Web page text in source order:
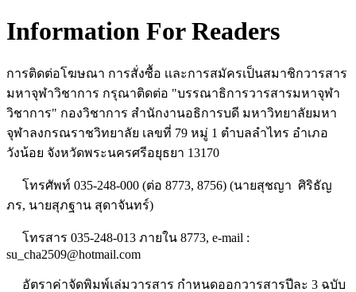
Information For Readers
การติดต่อโฆษณา การสั่งซื้อ เเละการสมัครเป็นสมาชิกวารสาร
มหาจุฬาวิชาการ กรุณาติดต่อ "บรรณาธิการวารสารมหาจุฬา
วิชาการ" กองวิชาการ สำนักงานอธิการบดี มหาวิทยาลัยมหา
จุฬาลงกรณราชวิทยาลัย เลขที่ 79 หมู่ 1 ตำบลลำไทร อำเภอ
วังน้อย จังหวัดพระนครศรีอยุธยา 13170
โทรศัพท์ 035-248-000 (ต่อ 8773, 8756) (นายสุชญา ศิริธัญ
ภร, นายสุภฐาน สุดาจันทร์)
โทรสาร 035-248-013 ภายใน 8773, e-mail :
su_cha2509@hotmail.com
อัตราค่าจัดพิมพ์เล่มวารสาร กำหนดออกวารสารปีละ 3 ฉบับ